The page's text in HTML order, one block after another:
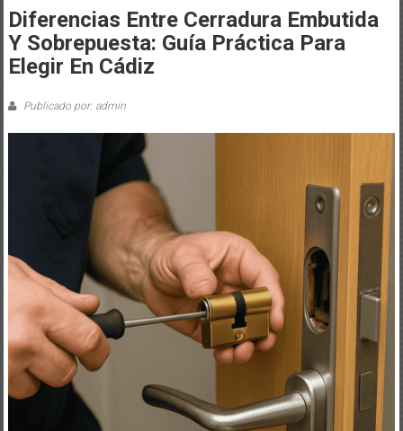
Diferencias Entre Cerradura Embutida
Y Sobrepuesta: Guía Práctica Para
Elegir En Cádiz
Publicado por: admin